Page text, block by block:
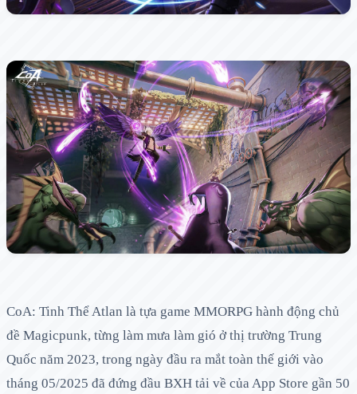
CoA: Tinh Thể Atlan là tựa game MMORPG hành động chủ
đề Magicpunk, từng làm mưa làm gió ở thị trường Trung
Quốc năm 2023, trong ngày đầu ra mắt toàn thế giới vào
tháng 05/2025 đã đứng đầu BXH tải về của App Store gần 50